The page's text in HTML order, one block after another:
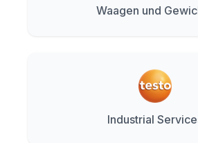
Waagen und
Industrial